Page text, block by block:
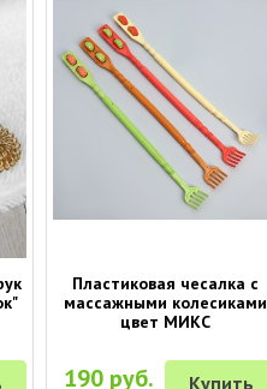
Пластиковая чесалка с
массажными колесиками
цвет МИКС
190 руб. Купить